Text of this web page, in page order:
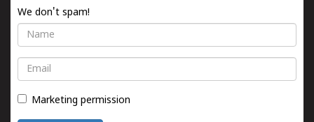
We don't spam!
Name
Email
Marketing permission